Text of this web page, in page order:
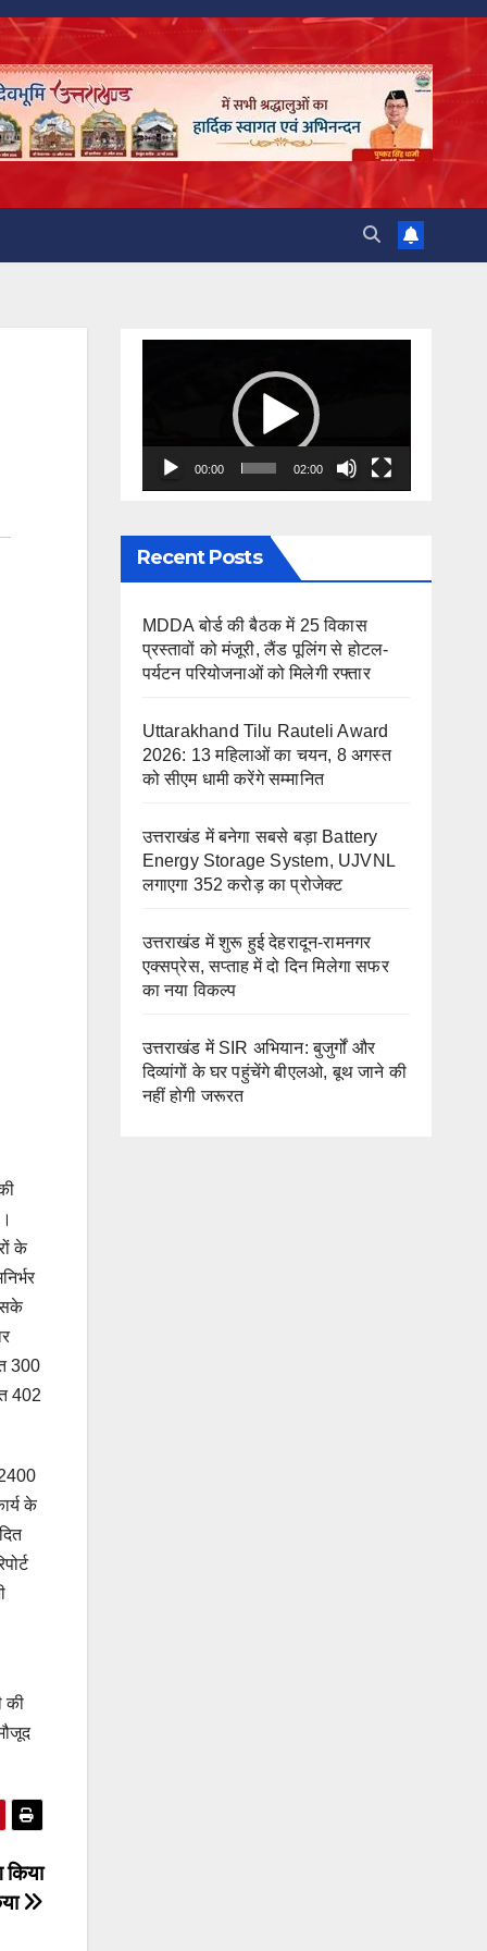
के
300
402
के
की
किया
00:00 02:00
Recent Posts
MDDA बोर्ड की बैठक में 25 विकास
प्रस्तावों को मंजूरी, लैंड पूलिंग से होटल-
पर्यटन परियोजनाओं को मिलेगी रफ्तार
Uttarakhand Tilu Rauteli Award
2026: 13 महिलाओं का चयन, 8 अगस्त
को सीएम धामी करेंगे सम्मानित
उत्तराखंड में बनेगा सबसे बड़ा Battery
Energy Storage System, UJVNL
लगाएगा 352 करोड़ का प्रोजेक्ट
उत्तराखंड में शुरू हुई देहरादून-रामनगर
एक्सप्रेस, सप्ताह में दो दिन मिलेगा सफर
का नया विकल्प
उत्तराखंड में SIR अभियान: बुजुर्गों और
दिव्यांगों के घर पहुंचेंगे बीएलओ, बूथ जाने की
नहीं होगी जरूरत